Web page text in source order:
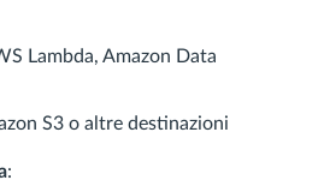
Lambda, Amazon Data
S3 o altre destinazioni
: